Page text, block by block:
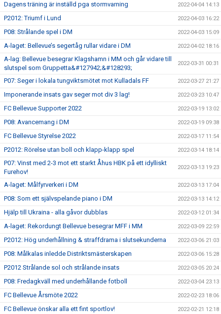
Dagens träning är inställd pga stormvarning 2022-04-04 14:13
P2012: Triumf i Lund 2022-04-03 16:22
P08: Strålande spel i DM 2022-04-03 15:09
A-laget: Bellevue’s segertåg rullar vidare i DM 2022-04-02 18:16
A-lag: Bellevue besegrar Klagshamn i MM och går vidare till
slutspel som Gruppetta&#127942;&#128293;
2022-03-31 00:31
P07: Seger i lokala tungviktsmötet mot Kulladals FF 2022-03-27 21:27
Imponerande insats gav seger mot div 3 lag! 2022-03-23 10:47
FC Bellevue Supporter 2022 2022-03-19 13:02
P08: Avancemang i DM 2022-03-19 09:38
FC Bellevue Styrelse 2022 2022-03-17 11:54
P2012: Rörelse utan boll och klapp-klapp spel 2022-03-14 18:14
P07: Vinst med 2-3 mot ett starkt Åhus HBK på ett idylliskt
Furehov!
2022-03-13 19:23
A-laget: Målfyrverkeri i DM 2022-03-13 17:04
P08: Som ett självspelande piano i DM 2022-03-13 14:12
Hjälp till Ukraina - alla gåvor dubblas 2022-03-12 01:34
A-laget: Rekordungt Bellevue besegrar MFF i MM 2022-03-09 22:59
P2012: Hög underhållning & straffdrama i slutsekunderna 2022-03-06 21:03
P08: Målkalas inledde Distriktsmästerskapen 2022-03-06 15:28
P2012 Strålande sol och strålande insats 2022-03-05 20:24
P08: Fredagkväll med underhållande fotboll 2022-03-04 23:13
FC Bellevue Årsmöte 2022 2022-02-23 18:06
FC Bellevue önskar alla ett fint sportlov! 2022-02-21 12:18